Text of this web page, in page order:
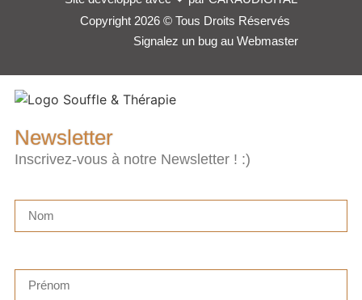
Copyright 2026 © Tous Droits Réservés
Signalez un bug au Webmaster
Newsletter
Inscrivez-vous à notre Newsletter ! :)